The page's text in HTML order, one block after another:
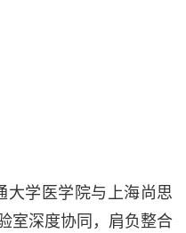
大学医学院与上海尚思
室深度协同，肩负整合